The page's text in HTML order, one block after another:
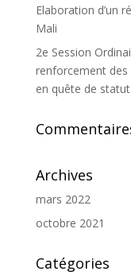
Elaboration d’un
Mali
2e Session
renforcement des
en quête de
Archives
mars 2022
octobre 2021
Catégories